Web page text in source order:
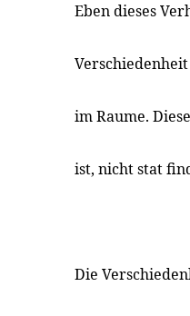
Eben dieses
im Raume.
ist, nicht stat
Die